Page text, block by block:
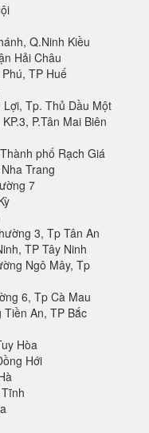
Q.Ninh Kiều
Hải Châu
TP Huế
Lợi, Tp. Thủ Dầu Một
P.Tân Mai Biên
phố Rạch Giá
Trang
7
3, Tp Tân An
TP Tây Ninh
Ngô Mây, Tp
6, Tp Cà Mau
An, TP Bắc
Hòa
Hới